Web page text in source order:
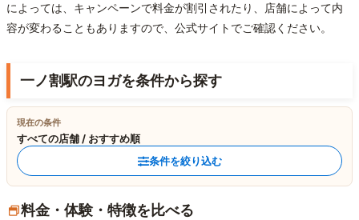
によっては、キャンペーンで料金が割引されたり、店舗によって内
容が変わることもありますので、公式サイトでご確認ください。
一ノ割駅のヨガを条件から探す
現在の条件
すべての店舗 / おすすめ順
条件を絞り込む
料金・体験・特徴を比べる